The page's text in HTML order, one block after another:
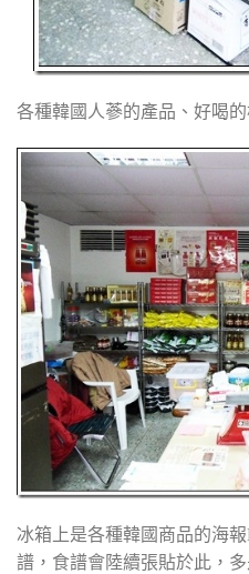
各種韓國人蔘的產品、好喝
冰箱上是各種韓國商品的海
譜，食譜會陸續張貼於此，